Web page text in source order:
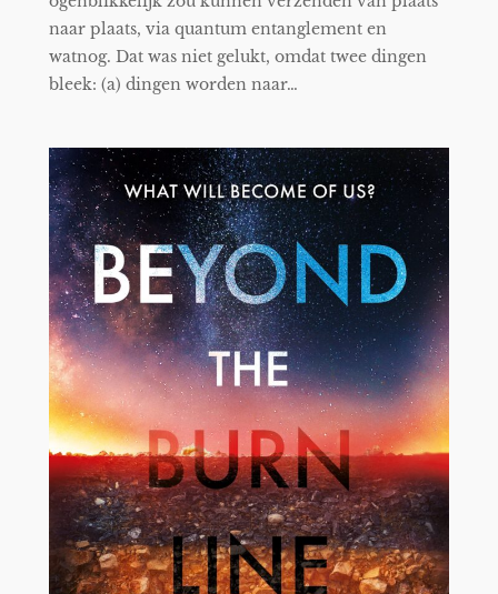
naar plaats, via quantum entanglement en
watnog. Dat was niet gelukt, omdat twee dingen
bleek: (a) dingen worden naar…